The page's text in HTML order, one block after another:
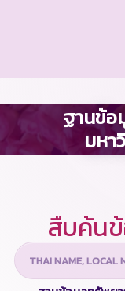
ฐานข้อ
มหา
สืบค้น